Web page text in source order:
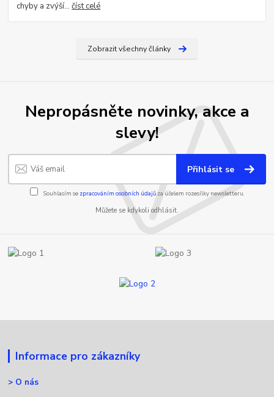
chyby a zvýší...číst celé
Zobrazit všechny články
Nepropásněte novinky, akce a
slevy!
Přihlásit se
Souhlasím se zpracováním osobních údajůza účelem rozesílky newsletteru.
Můžete se kdykoli odhlásit.
Informace pro zákazníky
> O nás